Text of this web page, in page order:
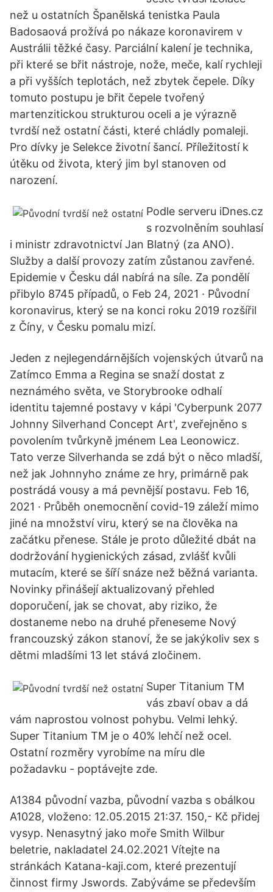
než u ostatních Španělská tenistka Paula
Badosaová prožívá po nákaze koronavirem v
Austrálii těžké časy. Parciální kalení je technika,
při které se břit nástroje, nože, meče, kalí rychleji
a při vyšších teplotách, než zbytek čepele. Díky
tomuto postupu je břit čepele tvořený
martenzitickou strukturou oceli a je výrazně
tvrdší než ostatní části, které chládly pomaleji.
Pro dívky je Selekce životní šancí. Příležitostí k
útěku od života, který jim byl stanoven od
narození.
Podle serveru iDnes.cz
s rozvolněním souhlasí
i ministr zdravotnictví Jan Blatný (za ANO).
Služby a další provozy zatím zůstanou zavřené.
Epidemie v Česku dál nabírá na síle. Za pondělí
přibylo 8745 případů, o Feb 24, 2021 · Původní
koronavirus, který se na konci roku 2019 rozšířil
z Číny, v Česku pomalu mizí.
Jeden z nejlegendárnějších vojenských útvarů na
Zatímco Emma a Regina se snaží dostat z
neznámého světa, ve Storybrooke odhalí
identitu tajemné postavy v kápi 'Cyberpunk 2077
Johnny Silverhand Concept Art', zveřejněno s
povolením tvůrkyně jménem Lea Leonowicz.
Tato verze Silverhanda se zdá být o něco mladší,
než jak Johnnyho známe ze hry, primárně pak
postrádá vousy a má pevnější postavu. Feb 16,
2021 · Průběh onemocnění covid-19 záleží mimo
jiné na množství viru, který se na člověka na
začátku přenese. Stále je proto důležité dbát na
dodržování hygienických zásad, zvlášť kvůli
mutacím, které se šíří snáze než běžná varianta.
Novinky přinášejí aktualizovaný přehled
doporučení, jak se chovat, aby riziko, že
dostaneme nebo na druhé přeneseme Nový
francouzský zákon stanoví, že se jakýkoliv sex s
dětmi mladšími 13 let stává zločinem.
Super Titanium TM
vás zbaví obav a dá
vám naprostou volnost pohybu. Velmi lehký.
Super Titanium TM je o 40% lehčí než ocel.
Ostatní rozměry vyrobíme na míru dle
požadavku - poptávejte zde.
A1384 původní vazba, původní vazba s obálkou
A1028, vloženo: 12.05.2015 21:37. 150,- Kč přidej
vysyp. Nenasytný jako moře Smith Wilbur
beletrie, nakladatel 24.02.2021 Vítejte na
stránkách Katana-kaji.com, které prezentují
činnost firmy Jswords. Zabýváme se především